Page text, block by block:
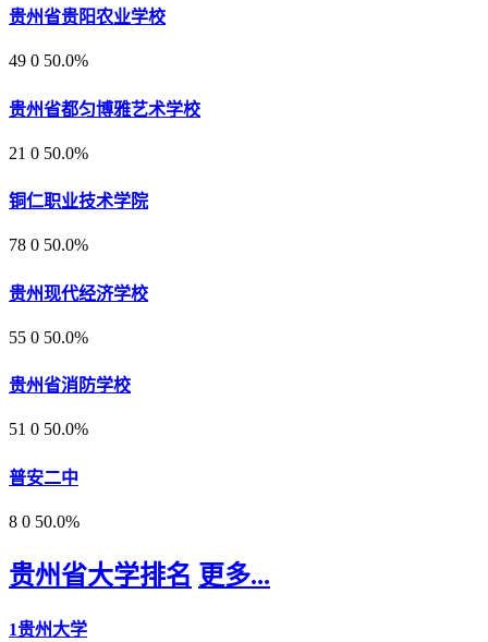
贵州省贵阳农业学校
49 0 50.0%
贵州省都匀博雅艺术学校
21 0 50.0%
铜仁职业技术学院
78 0 50.0%
贵州现代经济学校
55 0 50.0%
贵州省消防学校
51 0 50.0%
普安二中
8 0 50.0%
贵州省大学排名 更多...
1贵州大学